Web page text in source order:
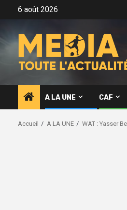
6 août 2026
A LA UNE CAF
Accueil A LA UNE WAT : Yasser